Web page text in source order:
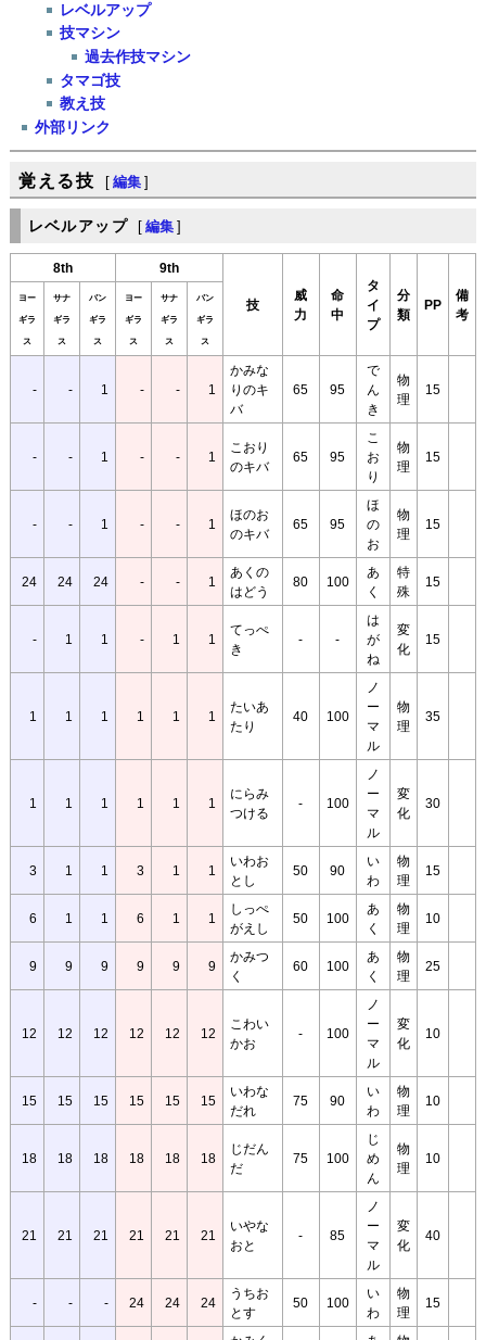
レベルアップ
技マシン
過去作技マシン
タマゴ技
教え技
外部リンク
覚える技 [ 編集 ]
レベルアップ [ 編集 ]
8th 9th
技
威
力
命
中
タ
イ
プ
分
類
PP
備
考
ヨー
ギラ
ス
サナ
ギラ
ス
バン
ギラ
ス
ヨー
ギラ
ス
サナ
ギラ
ス
バン
ギラ
ス
- - 1 - - 1
かみな
りのキ
バ
65 95
で
ん
き
物
理
15
- - 1 - - 1
こおり
のキバ
65 95
こ
お
り
物
理
15
- - 1 - - 1
ほのお
のキバ
65 95
ほ
の
お
物
理
15
24 24 24 - - 1
あくの
はどう
80 100
あ
く
特
殊
15
- 1 1 - 1 1
てっぺ
き
- -
は
が
ね
変
化
15
1 1 1 1 1 1
たいあ
たり
40 100
ノ
ー
マ
ル
物
理
35
1 1 1 1 1 1
にらみ
つける
- 100
ノ
ー
マ
ル
変
化
30
3 1 1 3 1 1
いわお
とし
50 90
い
わ
物
理
15
6 1 1 6 1 1
しっぺ
がえし
50 100
あ
く
物
理
10
9 9 9 9 9 9
かみつ
く
60 100
あ
く
物
理
25
12 12 12 12 12 12
こわい
かお
- 100
ノ
ー
マ
ル
変
化
10
15 15 15 15 15 15
いわな
だれ
75 90
い
わ
物
理
10
18 18 18 18 18 18
じだん
だ
75 100
じ
め
ん
物
理
10
21 21 21 21 21 21
いやな
おと
- 85
ノ
ー
マ
ル
変
化
40
- - - 24 24 24
うちお
とす
50 100
い
わ
物
理
15